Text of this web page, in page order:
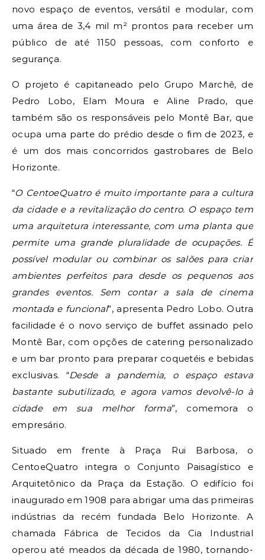
novo espaço de eventos, versátil e modular, com
uma área de 3,4 mil m² prontos para receber um
público de até 1150 pessoas, com conforto e
segurança.
O projeto é capitaneado pelo Grupo Marchê, de
Pedro Lobo, Elam Moura e Aline Prado, que
também são os responsáveis pelo Montê Bar, que
ocupa uma parte do prédio desde o fim de 2023, e
é um dos mais concorridos gastrobares de Belo
Horizonte.
“O CentoeQuatro é muito importante para a cultura
da cidade e a revitalização do centro. O espaço tem
uma arquitetura interessante, com uma planta que
permite uma grande pluralidade de ocupações. É
possível modular ou combinar os salões para criar
ambientes perfeitos para desde os pequenos aos
grandes eventos. Sem contar a sala de cinema
montada e funcional”, apresenta Pedro Lobo. Outra
facilidade é o novo serviço de buffet assinado pelo
Montê Bar, com opções de catering personalizado
e um bar pronto para preparar coquetéis e bebidas
exclusivas. “Desde a pandemia, o espaço estava
bastante subutilizado, e agora vamos devolvê-lo à
cidade em sua melhor forma”, comemora o
empresário.
Situado em frente à Praça Rui Barbosa, o
CentoeQuatro integra o Conjunto Paisagístico e
Arquitetônico da Praça da Estação. O edifício foi
inaugurado em 1908 para abrigar uma das primeiras
indústrias da recém fundada Belo Horizonte. A
chamada Fábrica de Tecidos da Cia Industrial
operou até meados da década de 1980, tornando-